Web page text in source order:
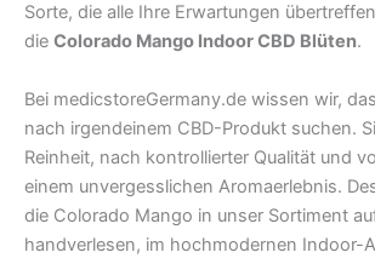
Sorte, die alle Ihre Erwartungen
die Colorado Mango Indoor CBD Blüten.
Bei medicstoreGermany.de wissen wir,
nach irgendeinem CBD-Produkt suchen.
Reinheit, nach kontrollierter Qualität und
einem unvergesslichen Aromaerlebnis.
die Colorado Mango in unser Sortiment
handverlesen, im hochmodernen Indoor-